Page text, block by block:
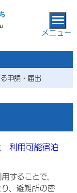
メニュー
申請・届出
利用可能宿泊
することで、
、避難所の密